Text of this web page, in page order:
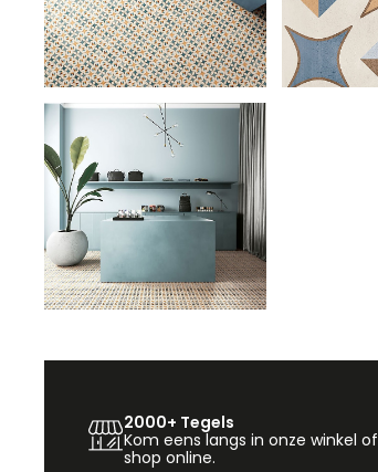
2000+ Tegels
Kom eens langs in onze winkel of
shop online.